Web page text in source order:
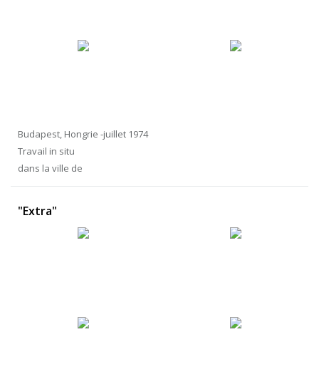
Budapest, Hongrie -juillet 1974
Travail in situ
dans la ville de
"Extra"